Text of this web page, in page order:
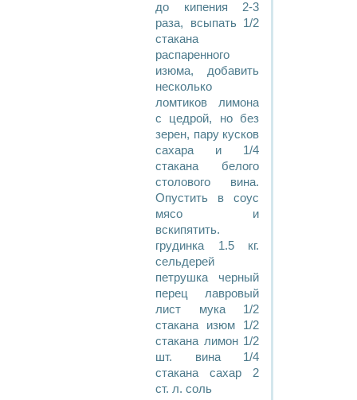
до кипения 2-3
раза, всыпать 1/2
стакана
распаренного
изюма, добавить
несколько
ломтиков лимона
с цедрой, но без
зерен, пару кусков
сахара и 1/4
стакана белого
столового вина.
Опустить в соус
мясо и
вскипятить.
грудинка 1.5 кг.
сельдерей
петрушка черный
перец лавровый
лист мука 1/2
стакана изюм 1/2
стакана лимон 1/2
шт. вина 1/4
стакана сахар 2
ст. л. соль